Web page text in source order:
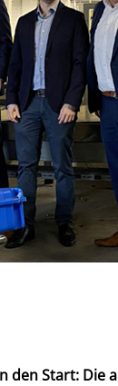
den Start: Die